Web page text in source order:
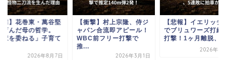
撃】村上宗隆、侍ジ
ン合流即アピール！
前フリー打撃で
2026年3月1日
【悲報】イエリッチ故障
でブリュワーズ打線に大
打撃！1ヶ月離脱、5連...
【衝撃】花巻東・萬
心を育んだ母の哲学
「選択を委ねる」子